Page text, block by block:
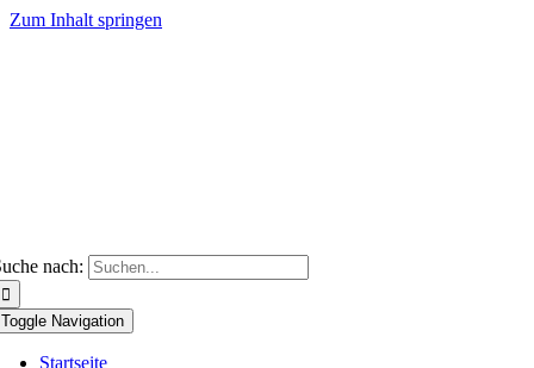
Zum Inhalt springen
nach:
Toggle Navigation
Startseite